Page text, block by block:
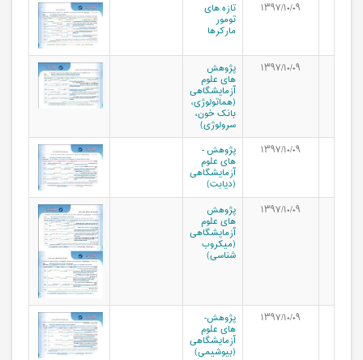
۱۳۹۷/۱۰/۰۹
تازه های
تومور
مارکرها
۱۳۹۷/۱۰/۰۹ پژوهش
های علوم
آزمايشگاهی
(هماتولوژی،
بانک خون،
سرولوژی)
۱۳۹۷/۱۰/۰۹
پژوهش ­
های علوم
آزمایشگاهی
(دیابت)
۱۳۹۷/۱۰/۰۹
پژوهش
های علوم
آزمایشگاهی
(میکروب
شناسی)
۱۳۹۷/۱۰/۰۹ پژوهش­
های علوم
آزمایشگاهی
(بیوشیمی)